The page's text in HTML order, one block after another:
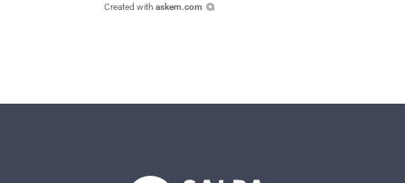
Created with askem.com